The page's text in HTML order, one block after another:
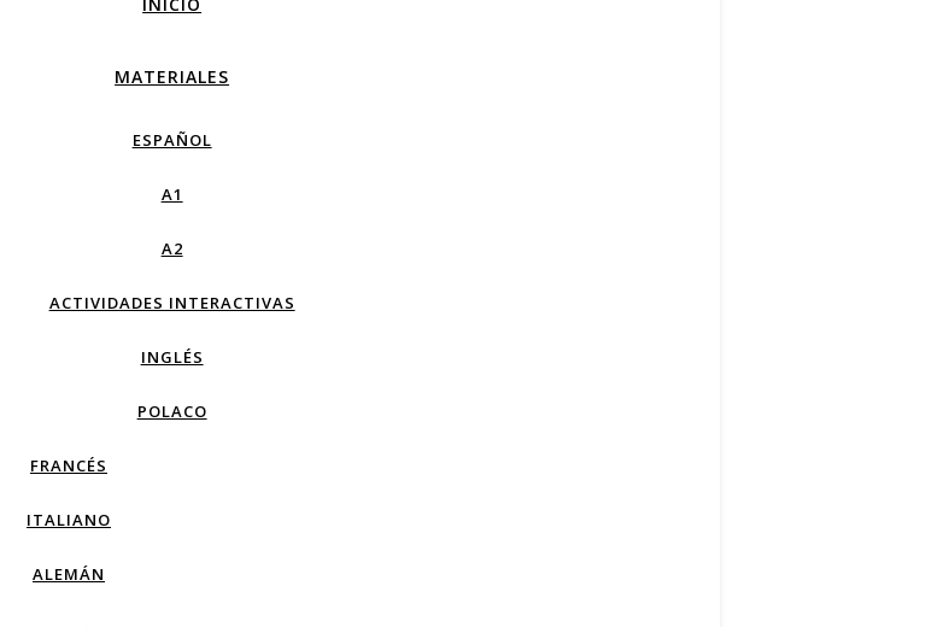
MATERIALES
ESPAÑOL
A1
A2
ACTIVIDADES INTERACTIVAS
INGLÉS
POLACO
FRANCÉS
ITALIANO
ALEMÁN